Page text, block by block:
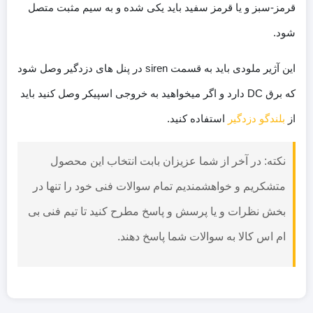
قرمز-سبز و یا قرمز سفید باید یکی شده و به سیم مثبت متصل
شود.
این آژیر ملودی باید به قسمت siren در پنل های دزدگیر وصل شود
که برق DC دارد و اگر میخواهید به خروجی اسپیکر وصل کنید باید
از بلندگو دزدگیر استفاده کنید.
نکته: در آخر از شما عزیزان بابت انتخاب این محصول
متشکریم و خواهشمندیم تمام سوالات فنی خود را تنها در
بخش نظرات و یا پرسش و پاسخ مطرح کنید تا تیم فنی بی
ام اس کالا به سوالات شما پاسخ دهند.